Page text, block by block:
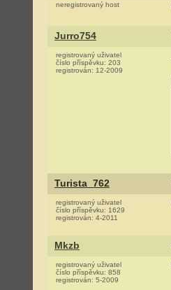
neregistrovaný host
Jurro754
registrovaný uživatel
číslo příspěvku: 203
registrován: 12-2009
Turista_762
registrovaný uživatel
číslo příspěvku: 1629
registrován: 4-2011
Mkzb
registrovaný uživatel
číslo příspěvku: 858
registrován: 5-2009